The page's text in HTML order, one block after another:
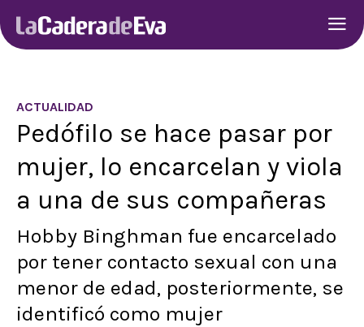
ACTUALIDAD
Pedófilo se hace pasar por
mujer, lo encarcelan y viola
a una de sus compañeras
Hobby Binghman fue encarcelado
por tener contacto sexual con una
menor de edad, posteriormente, se
identificó como mujer